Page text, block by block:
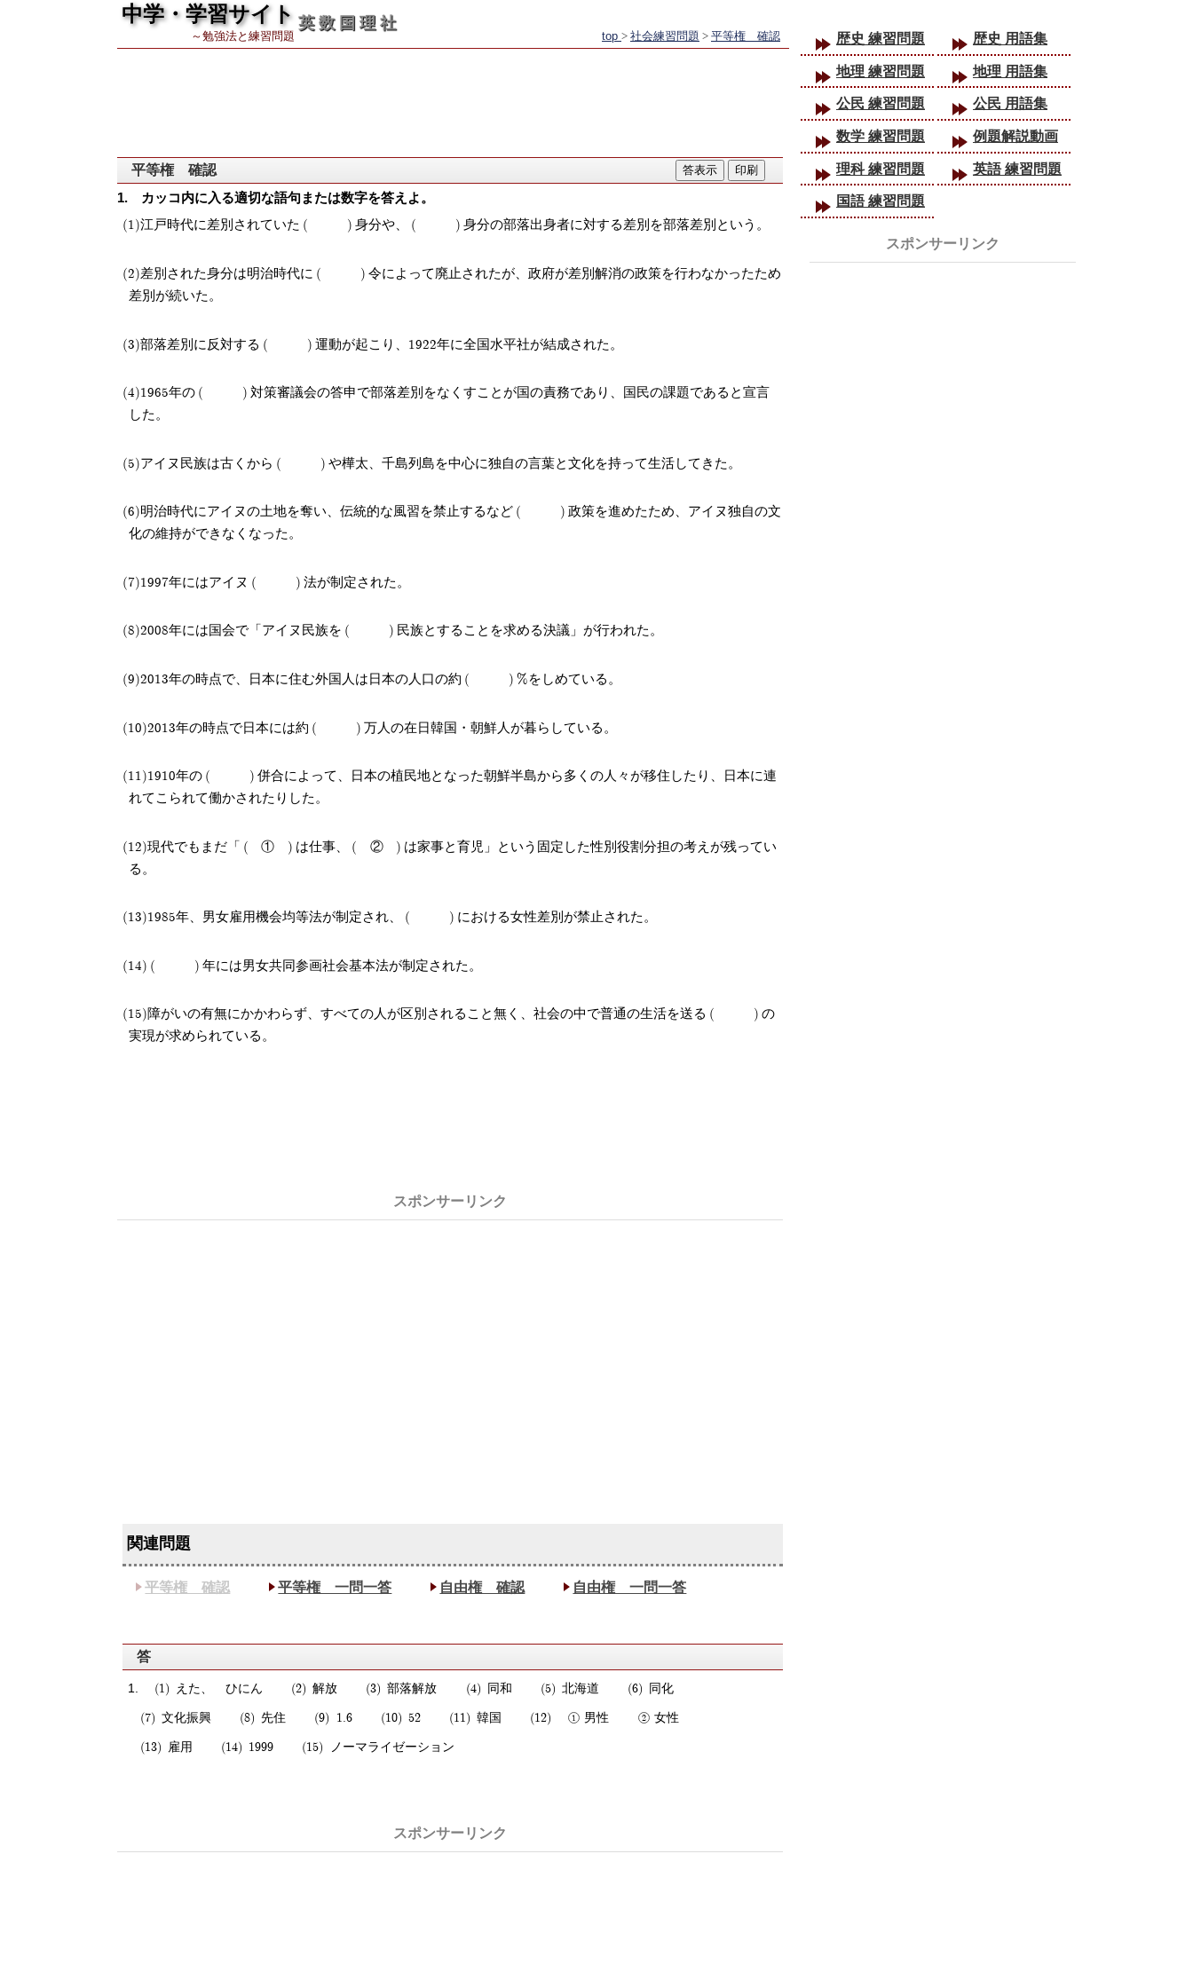
中学・学習サイト
～勉強法と練習問題
英 数 国 理 社
top > 社会練習問題 > 平等権 確認 歴史 練習問題 歴史 用語集
地理 練習問題 地理 用語集
公民 練習問題 公民 用語集
数学 練習問題 例題解説動画
理科 練習問題 英語 練習問題
国語 練習問題
平等権 確認
カッコ内に入る適切な語句または数字を答えよ。
江戸時代に差別されていた 身分や、 身分の部落出身者に対する差別を部落差別という。
差別された身分は明治時代に
令によって廃止されたが、政府が差別解消の政策を行わなかったため
差別が続いた。
部落差別に反対する 運動が起こり、1922年に全国水平社が結成された。
1965年の
対策審議会の答申で部落差別をなくすことが国の責務であり、国民の課題であると宣言
した。
アイヌ民族は古くから や樺太、千島列島を中心に独自の言葉と文化を持って生活してきた。
明治時代にアイヌの土地を奪い、伝統的な風習を禁止するなど
政策を進めたため、アイヌ独自の文
化の維持ができなくなった。
1997年にはアイヌ 法が制定された。
2008年には国会で「アイヌ民族を 民族とすることを求める決議」が行われた。
2013年の時点で、日本に住む外国人は日本の人口の約 %をしめている。
2013年の時点で日本には約 万人の在日韓国・朝鮮人が暮らしている。
1910年の
併合によって、日本の植民地となった朝鮮半島から多くの人々が移住したり、日本に連
れてこられて働かされたりした。
現代でもまだ「 ① は仕事、 ②
は家事と育児」という固定した性別役割分担の考えが残ってい
る。
1985年、男女雇用機会均等法が制定され、 における女性差別が禁止された。
年には男女共同参画社会基本法が制定された。
障がいの有無にかかわらず、すべての人が区別されること無く、社会の中で普通の生活を送る
の
実現が求められている。
平等権 確認 平等権 一問一答 自由権 確認 自由権 一問一答
答
えた、 ひにん 解放 部落解放 同和 北海道 同化
文化振興 先住 1.6 52 韓国 男性 女性
雇用 1999 ノーマライゼーション